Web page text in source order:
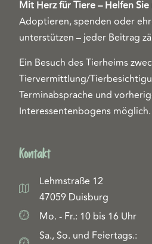
Mit Herz für Tiere – Helfen
Adoptieren, spenden oder
unterstützen – jeder Beitrag
Ein Besuch des Tierheims
Tiervermittlung/
Terminabsprache und
Interessentenbogens möglich.
Kontakt
Lehmstraße 12
47059 Duisburg
Mo. - Fr.: 10 bis 16 Uhr
Sa., So. und Feiertags.: